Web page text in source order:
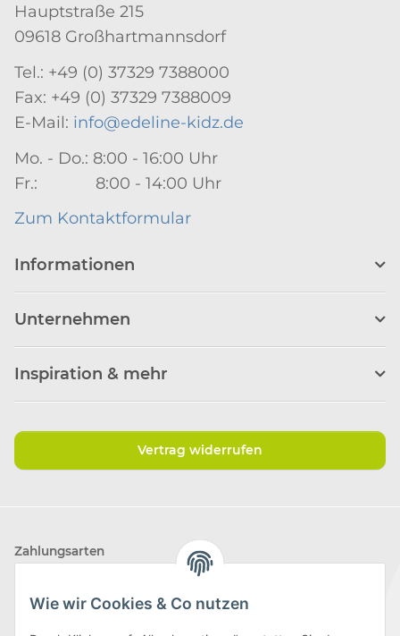
Wie wir Cookies & Co nutzen
Hauptstraße 215
09618 Großhartmannsdorf
Tel.: +49 (0) 37329 7388000
Fax: +49 (0) 37329 7388009
E-Mail: info@edeline-kidz.de
Mo. - Do.: 8:00 - 16:00 Uhr
Fr.: 8:00 - 14:00 Uhr
Zum Kontaktformular
Informationen
Unternehmen
Inspiration & mehr
Vertrag widerrufen
Zahlungsarten